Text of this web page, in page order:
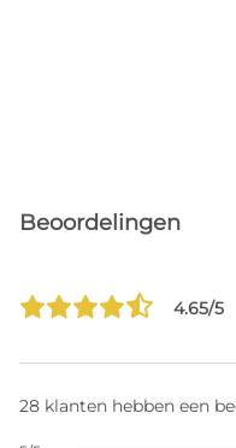
Beoordelingen
4.65/5
28 klanten hebben een